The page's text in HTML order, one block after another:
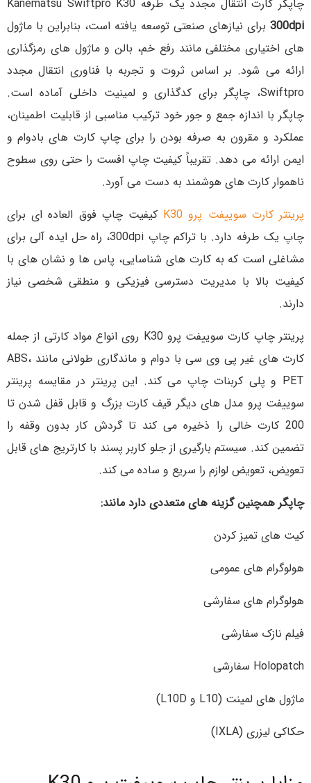
چاپگر کارت انتقال مجدد یک طرفه Kanematsu Swiftpro K30
300dpi برای نیازهای صنعتی توسعه یافته است، بنابراین با ماژول
های اختیاری مختلفی مانند رفع خم، بالن و ماژول های رمزگذاری
ارائه می شود. بر اساس ثروت و تجربه با فناوری انتقال مجدد
Swiftpro، چاپگر برای کدگذاری و لمینیت داخلی آماده است.
چاپگر با اندازه جمع و جور خود ترکیب مناسبی از قابلیت اطمینان،
عملکرد و مقرون به صرفه بودن را برای چاپ کارت های بادوام و
ایمن ارائه می دهد. تقریباً کیفیت چاپ افست را حتی روی سطوح
ناهموار کارت های هوشمند به دست می آورد.
پرینتر کارت سوییفت پرو K30
کیفیت چاپ فوق العاده ای برای
چاپ یک طرفه دارد. با تراکم چاپ 300dpi، راه حل ایده آلی برای
مشاغلی است که به کارت های شناسایی، پاس ها و نشان های با
کیفیت بالا با مدیریت دسترسی فیزیکی و منطقی شخصی نیاز
دارند.
پرینتر چاپ کارت سوییفت پرو K30 روی انواع مواد کارتی از جمله
کارت های غیر پی وی سی با دوام و ماندگاری طولانی مانند ABS،
PET و پلی کربنات چاپ می کند. این پرینتر در مقایسه پرینتر
سوییفت پرو مدل های دیگر قیف کارت بزرگ و قابل قفل شدن تا
200 کارت خالی را ذخیره می کند تا گردش کار بدون وقفه را
تضمین کند. سیستم بارگیری از جلو کاربر پسند با کارتریج های قابل
تعویض، تعویض لوازم را سریع و ساده می کند.
چاپگر همچنین گزینه های متعددی دارد مانند:
کیت های تمیز کردن
هولوگرام های عمومی
هولوگرام های سفارشی
فیلم نازک سفارشی
Holopatch سفارشی
ماژول های لمینت (L10 و L10D)
حکاکی لیزری (IXLA)